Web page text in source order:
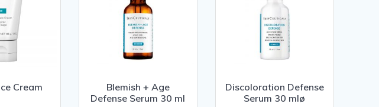
Cream
Blemish + Age
Defense Serum 30 ml
Discoloration Defense
Serum 30 mlø